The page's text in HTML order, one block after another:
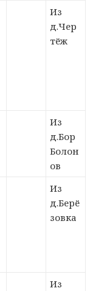
Из
д.Чер
тёж
Из
д.Бор
Болон
ов
Из
д.Берё
зовка
Из